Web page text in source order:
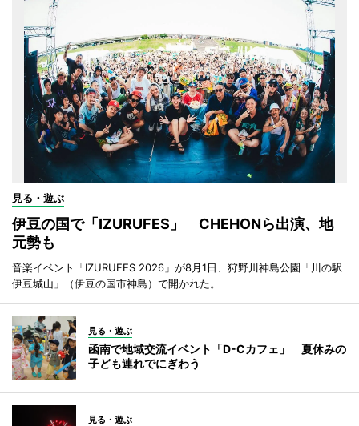
見る・遊ぶ
伊豆の国で「IZURUFES」 CHEHONら出演、地
元勢も
音楽イベント「IZURUFES 2026」が8月1日、狩野川神島公園「川の駅
伊豆城山」（伊豆の国市神島）で開かれた。
見る・遊ぶ
函南で地域交流イベント「D-Cカフェ」 夏休みの
子ども連れでにぎわう
見る・遊ぶ